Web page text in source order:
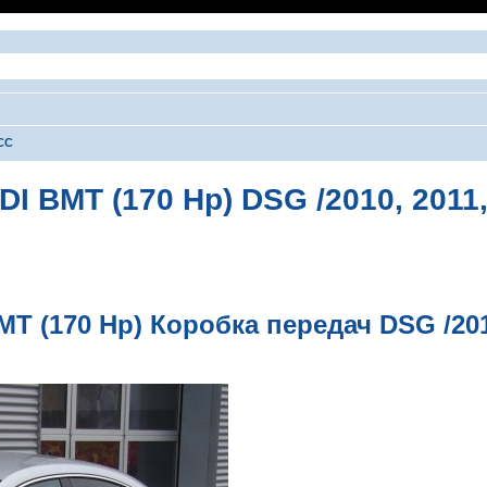
BMT (170 Hp) DSG /2010,
(170 Hp) Коробка передач DSG /